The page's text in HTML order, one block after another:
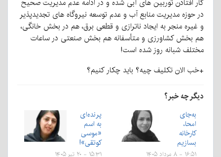
کار افتادن توربین های آبی شده و در ادامه عدم مدیریت صحیح
در حوزه مدیریت منابع آب و عدم توسعه نیروگاه های تجدیدپذیر
و غیره منجر به ایجاد ناترازی و قطعی برق، هم در بخش خانگی،
هم بخش کشاورزی و متأسفانه هم بخش صنعتی در ساعات
مختلف شبانه روز شده است!
+خب الان تکلیف چیه؟ باید چکار کنیم؟
دیگر چه خبر؟
به‌جای
امحا،
کارخانه
بسازیم
۱۶:۵۱ - ۸ مرداد ۱۴۰۵
پرنده‌ای
به اسم
«موسی
کوتقی»!
۱۵:۳۱ - ۲۰ تیر ۱۴۰۵